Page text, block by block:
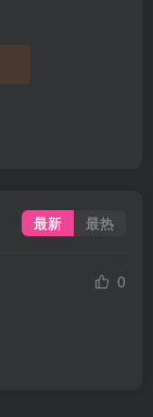
最新 最热
0